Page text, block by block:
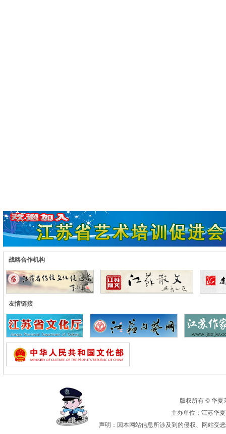
战略合作机构
友情链接
版权所有 © 华夏
主办单位：江苏华
声明：因本网站信息所涉及到的侵权、网站受